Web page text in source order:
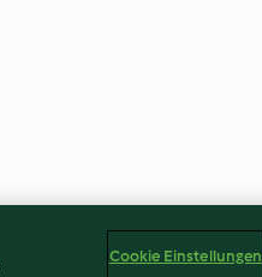
Cookie Einstellungen